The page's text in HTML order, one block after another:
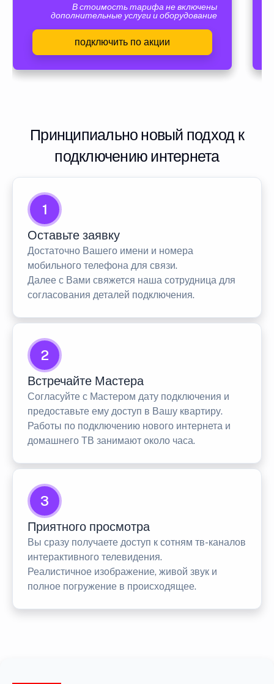
В стоимость тарифа не включены
дополнительные услуги и оборудование
подключить по акции
Принципиально новый подход к
подключению интернета
1
Оставьте заявку
Достаточно Вашего имени и номера
мобильного телефона для связи.
Далее с Вами свяжется наша сотрудница для
согласования деталей подключения.
2
Встречайте Мастера
Согласуйте с Мастером дату подключения и
предоставьте ему доступ в Вашу квартиру.
Работы по подключению нового интернета и
домашнего ТВ занимают около часа.
3
Приятного просмотра
Вы сразу получаете доступ к сотням тв-каналов
интерактивного телевидения.
Реалистичное изображение, живой звук и
полное погружение в происходящее.